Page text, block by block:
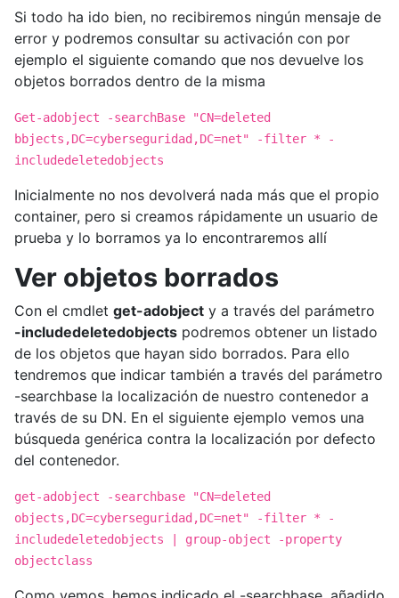
Si todo ha ido bien, no recibiremos ningún mensaje de
error y podremos consultar su activación con por
ejemplo el siguiente comando que nos devuelve los
objetos borrados dentro de la misma
Get-adobject -searchBase "CN=deleted
bbjects,DC=cyberseguridad,DC=net" -filter * -
includedeletedobjects
Inicialmente no nos devolverá nada más que el propio
container, pero si creamos rápidamente un usuario de
prueba y lo borramos ya lo encontraremos allí
Ver objetos borrados
Con el cmdlet get-adobject y a través del parámetro
-includedeletedobjects podremos obtener un listado
de los objetos que hayan sido borrados. Para ello
tendremos que indicar también a través del parámetro
-searchbase la localización de nuestro contenedor a
través de su DN. En el siguiente ejemplo vemos una
búsqueda genérica contra la localización por defecto
del contenedor.
get-adobject -searchbase "CN=deleted
objects,DC=cyberseguridad,DC=net" -filter * -
includedeletedobjects | group-object -property
objectclass